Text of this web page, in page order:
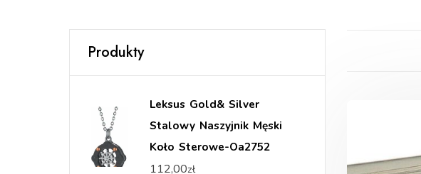
Produkty
Leksus Gold& Silver
Stalowy Naszyjnik Męski
Koło Sterowe-Oa2752
112,00zł